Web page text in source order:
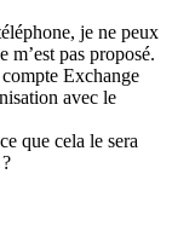
je ne peux
pas proposé.
Exchange
avec le
que cela le sera